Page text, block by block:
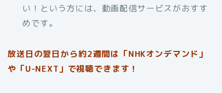
い！という方には、動画配信サービスがおすす
めです。
放送日の翌日から約2週間は「NHKオンデマンド」
や「U-NEXT」で視聴できます！